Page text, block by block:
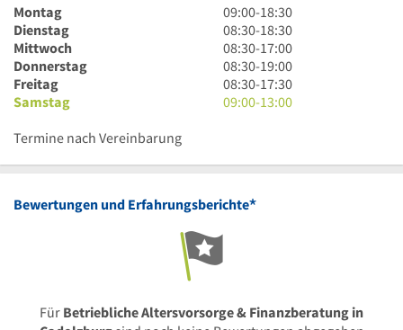
Montag
9
Uhr
bis
18
Uhr
30
09:00-18:30
Dienstag
8
Uhr
30
bis
18
08:30-18:30
Mittwoch
8
Uhr
30
bis
08:30-17:00
Donnerstag
8
Uhr
30
08:30-19:00
Freitag
8
Uhr
Uhr
08:30-17:30
Samstag
9
Uhr
09:00-13:00
Termine nach Vereinbarung
Bewertungen und Erfahrungsberichte*
Für Betriebliche Altersvorsorge & Finanzberatung in